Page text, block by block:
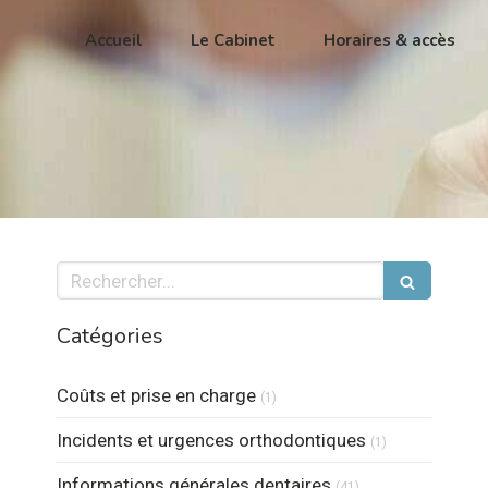
Accueil Le Cabinet Horaires & accès
Rechercher
Catégories
Coûts et prise en charge (1)
Incidents et urgences orthodontiques (1)